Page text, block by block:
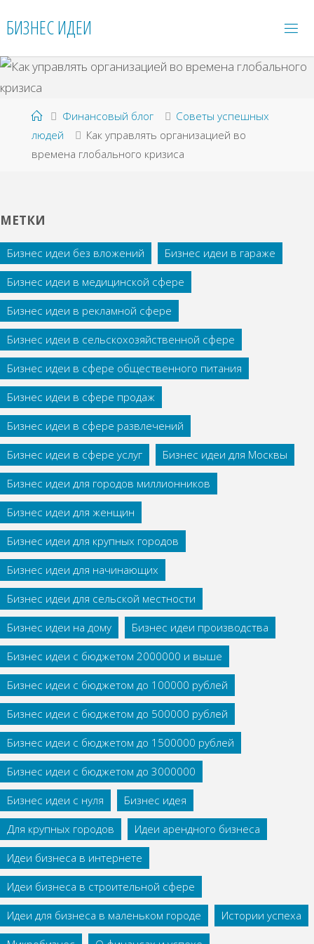
БИЗНЕС ИДЕИ
ГлавнаяФинансовый блог
Советы успешных
людей
Как управлять организацией во
времена глобального кризиса
МЕТКИ
Бизнес идеи без вложений
Бизнес идеи в гараже
Бизнес идеи в медицинской сфере
Бизнес идеи в рекламной сфере
Бизнес идеи в сельскохозяйственной сфере
Бизнес идеи в сфере общественного питания
Бизнес идеи в сфере продаж
Бизнес идеи в сфере развлечений
Бизнес идеи в сфере услуг
Бизнес идеи для Москвы
Бизнес идеи для городов миллионников
Бизнес идеи для женщин
Бизнес идеи для крупных городов
Бизнес идеи для начинающих
Бизнес идеи для сельской местности
Бизнес идеи на дому
Бизнес идеи производства
Бизнес идеи с бюджетом 2000000 и выше
Бизнес идеи с бюджетом до 100000 рублей
Бизнес идеи с бюджетом до 500000 рублей
Бизнес идеи с бюджетом до 1500000 рублей
Бизнес идеи с бюджетом до 3000000
Бизнес идеи с нуля
Бизнес идея
Для крупных городов
Идеи арендного бизнеса
Идеи бизнеса в интернете
Идеи бизнеса в строительной сфере
Идеи для бизнеса в маленьком городе
Истории успеха